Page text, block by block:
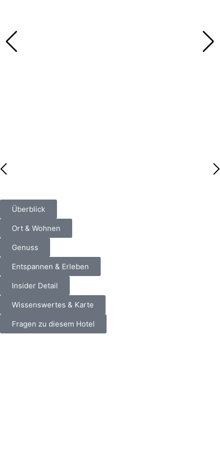
Überblick
Ort & Wohnen
Genuss
Entspannen & Erleben
Insider Detail
Wissenswertes & Karte
Fragen zu diesem Hotel